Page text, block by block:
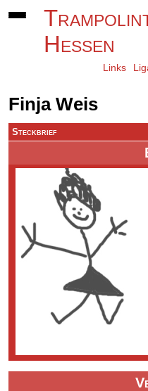
Hessen
Links
Finja Weis
Steckbrief